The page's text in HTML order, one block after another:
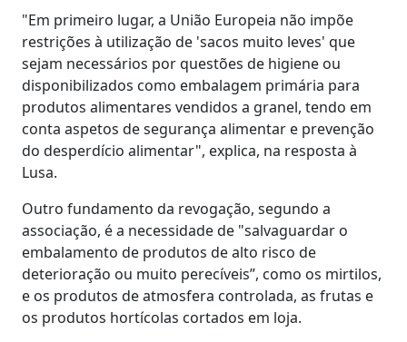
"Em primeiro lugar, a União Europeia não impõe
restrições à utilização de 'sacos muito leves' que
sejam necessários por questões de higiene ou
disponibilizados como embalagem primária para
produtos alimentares vendidos a granel, tendo em
conta aspetos de segurança alimentar e prevenção
do desperdício alimentar", explica, na resposta à
Lusa.
Outro fundamento da revogação, segundo a
associação, é a necessidade de "salvaguardar o
embalamento de produtos de alto risco de
deterioração ou muito perecíveis”, como os mirtilos,
e os produtos de atmosfera controlada, as frutas e
os produtos hortícolas cortados em loja.